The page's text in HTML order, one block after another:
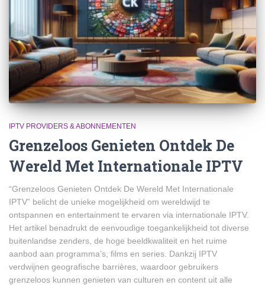
IPTV PROVIDERS & ABONNEMENTEN
Grenzeloos Genieten Ontdek De
Wereld Met Internationale IPTV
“Grenzeloos Genieten Ontdek De Wereld Met Internationale
IPTV” belicht de unieke mogelijkheid om wereldwijd te
ontspannen en entertainment te ervaren via internationale IPTV.
Het artikel benadrukt de eenvoudige toegankelijkheid tot diverse
buitenlandse zenders, de hoge beeldkwaliteit en het ruime
aanbod aan programma’s, films en series. Dankzij IPTV
verdwijnen geografische barrières, waardoor gebruikers
grenzeloos kunnen genieten van culturen en content uit alle